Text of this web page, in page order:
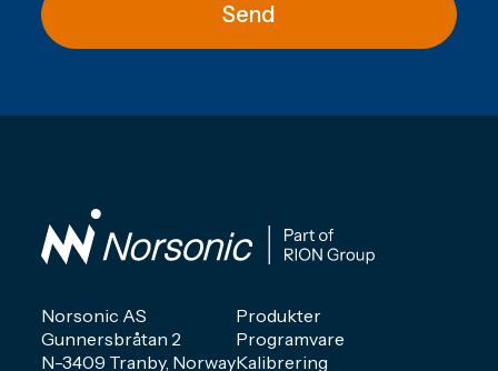
Send
Norsonic AS
Gunnersbråtan 2
N-3409 Tranby, Norway
Produkter
Programvare
Kalibrering